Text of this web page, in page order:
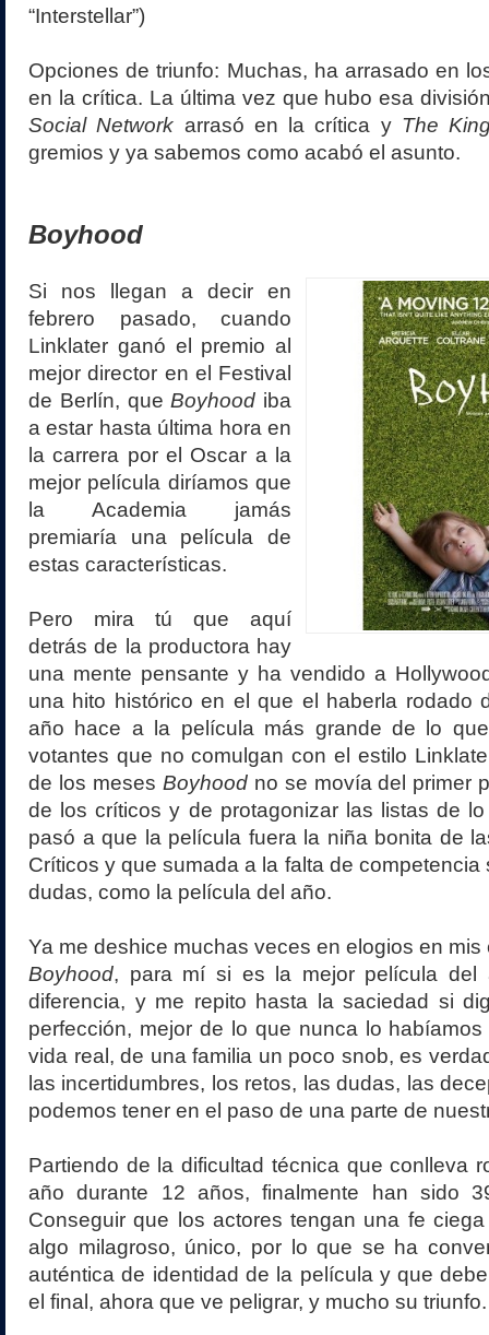
“Interstellar”)
Opciones de triunfo: Muchas, ha arrasado en
en la crítica. La última vez que hubo esa
Social Network arrasó en la crítica y The
gremios y ya sabemos como acabó el asunto.
Boyhood
Si nos llegan a decir en
febrero pasado, cuando
Linklater ganó el premio al
mejor director en el Festival
de Berlín, queBoyhood iba
a estar hasta última hora en
la carrera por el Oscar a la
mejor película diríamos que
la Academia jamás
premiaría una película de
estas características.
Pero mira tú que aquí
detrás de la productora hay
una mente pensante y ha vendido a
una hito histórico en el que el haberla rodado
año hace a la película más grande de lo
votantes que no comulgan con el estilo
de los meses Boyhoodno se movía del primer
de los críticos y de protagonizar las listas de
pasó a que la película fuera la niña bonita de
Críticos y que sumada a la falta de competencia
dudas, como la película del año.
Ya me deshice muchas veces en elogios en
Boyhood, para mí si es la mejor película del
diferencia, y me repito hasta la saciedad si
perfección, mejor de lo que nunca lo
vida real, de una familia un poco snob, es
las incertidumbres, los retos, las dudas, las
podemos tener en el paso de una parte de
Partiendo de la dificultad técnica que conlleva
año durante 12 años, finalmente han sido
Conseguir que los actores tengan una fe
algo milagroso, único, por lo que se ha
auténtica de identidad de la película y que
el final, ahora que ve peligrar, y mucho su triunfo.